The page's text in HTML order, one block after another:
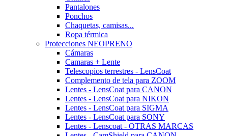
Pantalones
Ponchos
Chaquetas, camisas...
Ropa térmica
Protecciones NEOPRENO
Cámaras
Camaras + Lente
Telescopios terrestres - LensCoat
Complemento de tela para ZOOM
Lentes - LensCoat para CANON
Lentes - LensCoat para NIKON
Lentes - LensCoat para SIGMA
Lentes - LensCoat para SONY
Lentes - Lenscoat - OTRAS MARCAS